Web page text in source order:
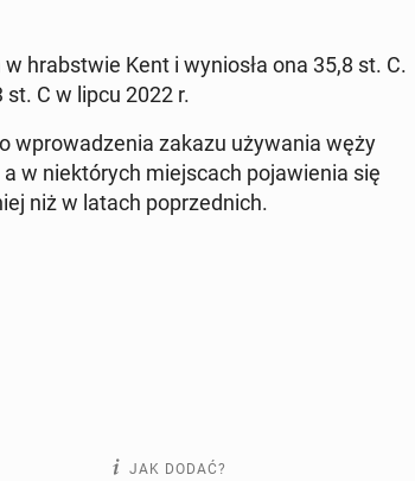
hrab­stwie Kent i wy­nio­sła ona 35,8 st. C.
C w lipcu 2022 r.
wpro­wa­dze­nia zakazu uży­wa­nia węży
w nie­któ­rych miej­scach po­ja­wie­nia się
niż w latach po­przed­nich.
JAK DODAĆ?